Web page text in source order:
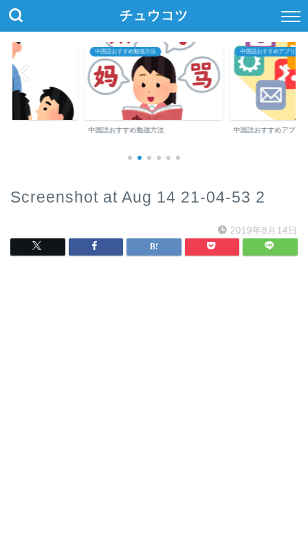
チュウコツ
中国語おすすめ勉強方法
中国語おすすめ勉強方法
中国語おすすめアプリ・参
中国語おすすめアプリ
Screenshot at Aug 14 21-04-53 2
2019年8月14日